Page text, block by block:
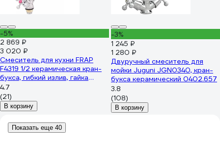
-5%
2 869 ₽
3 020 ₽
Смеситель для кухни FRAP
F4319 1/2 керамическая кран-
букса, гибкий излив, гайка
535433
4.7
(21)
В корзину
-3%
1 245 ₽
1 280 ₽
Двуручный смеситель для
мойки Juguni JGN0340, кран-
букса керамический 0402.657
3.8
(108)
В корзину
Показать еще 40